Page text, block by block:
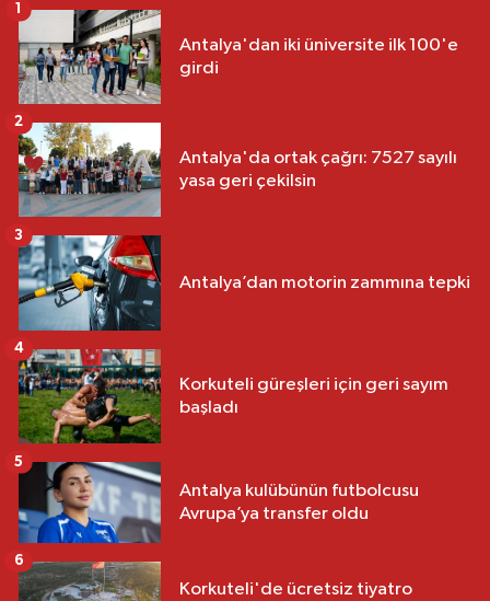
Antalya'dan iki üniversite ilk 100'e
girdi
1
Antalya'da ortak çağrı: 7527 sayılı
yasa geri çekilsin
2
Antalya’dan motorin zammına tepki
3
Korkuteli güreşleri için geri sayım
başladı
4
Antalya kulübünün futbolcusu
Avrupa’ya transfer oldu
5
Korkuteli'de ücretsiz tiyatro
6